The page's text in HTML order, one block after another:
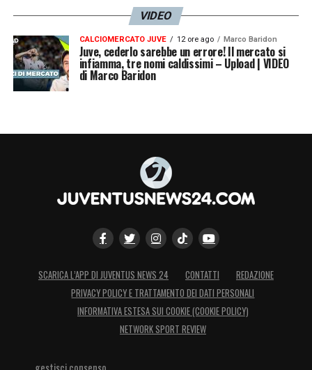
VIDEO
CALCIOMERCATO JUVE 12 ore ago Marco Baridon
Juve, cederlo sarebbe un errore! Il mercato si
infiamma, tre nomi caldissimi – Upload | VIDEO
di Marco Baridon
SCARICA L’APP DI JUVENTUS NEWS 24 CONTATTI
REDAZIONE
PRIVACY POLICY E TRATTAMENTO DEI DATI PERSONALI
INFORMATIVA ESTESA SUI COOKIE (COOKIE POLICY)
NETWORK SPORT REVIEW